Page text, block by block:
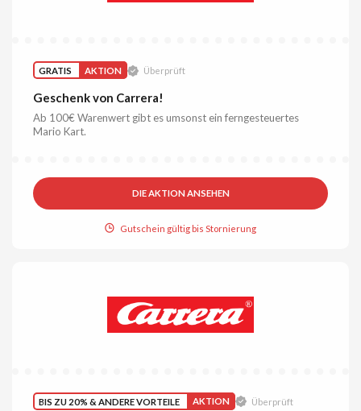
GRATIS AKTION Überprüft
Geschenk von Carrera!
Ab 100€ Warenwert gibt es umsonst ein ferngesteuertes
Mario Kart.
DIE AKTION ANSEHEN
Gutschein gültig bis Stornierung
BIS ZU 20% & ANDERE VORTEILE AKTION Überprüft